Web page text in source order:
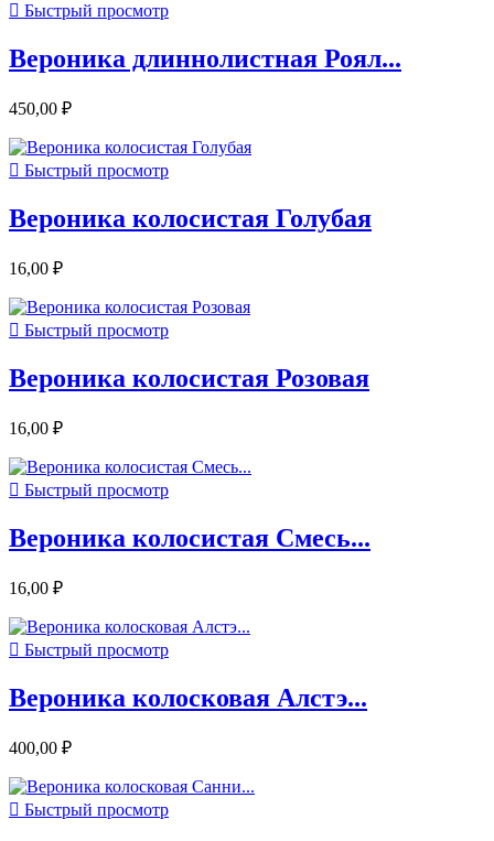
 Быстрый просмотр
Вероника длиннолистная Роял...
450,00 ₽
 Быстрый просмотр
Вероника колосистая Голубая
16,00 ₽
 Быстрый просмотр
Вероника колосистая Розовая
16,00 ₽
 Быстрый просмотр
Вероника колосистая Смесь...
16,00 ₽
 Быстрый просмотр
Вероника колосковая Алстэ...
400,00 ₽
 Быстрый просмотр